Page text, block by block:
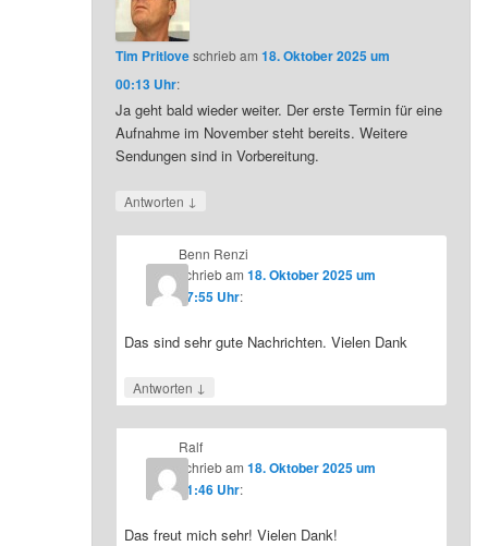
Tim Pritloveschriebam18. Oktober 2025 um
00:13 Uhr:
Ja geht bald wieder weiter. Der erste Termin für eine
Aufnahme im November steht bereits. Weitere
Sendungen sind in Vorbereitung.
Antworten ↓
Benn Renzi
schriebam 18. Oktober 2025 um
07:55 Uhr:
Das sind sehr gute Nachrichten. Vielen Dank
Antworten ↓
Ralf
schriebam 18. Oktober 2025 um
21:46 Uhr:
Das freut mich sehr! Vielen Dank!